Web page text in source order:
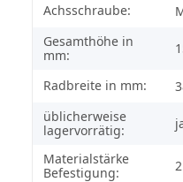
Achsschraube:
Gesamthöhe in
mm:
Radbreite in mm:
üblicherweise
lagervorrätig:
Materialstärke
Befestigung: